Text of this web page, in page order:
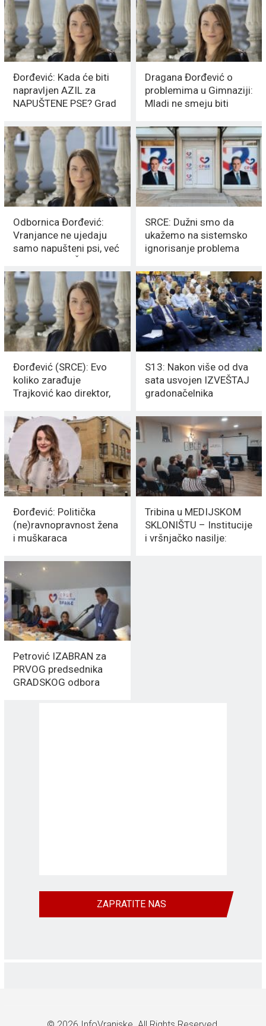
Đorđević: Kada će biti
napravljen AZIL za
NAPUŠTENE PSE? Grad
Dragana Đorđević o
problemima u Gimnaziji:
Mladi ne smeju biti
Odbornica Đorđević:
Vranjance ne ujedaju
samo napušteni psi, već
i NAPREDNJAČKA
VLAST
SRCE: Dužni smo da
ukažemo na sistemsko
ignorisanje problema
nasilja
Đorđević (SRCE): Evo
koliko zarađuje
Trajković kao direktor,
TONE
S13: Nakon više od dva
sata usvojen IZVEŠTAJ
gradonačelnika
Đorđević: Politička
(ne)ravnopravnost žena
i muškaraca
Tribina u MEDIJSKOM
SKLONIŠTU – Institucije
i vršnjačko nasilje:
Petrović IZABRAN za
PRVOG predsednika
GRADSKOG odbora
ZAPRATITE NAS